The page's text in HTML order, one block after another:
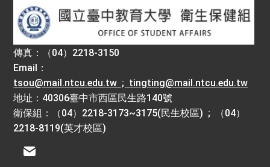
傳真：（04）2218-3150
Email：
tsou@mail.ntcu.edu.tw ; tingting@mail.ntcu.edu.tw
地址：40306臺中市西區民生路140號
衛保組：（04）2218-3173~3175(民生校區) ; （04）
2218-8119(英才校區)
電子信箱